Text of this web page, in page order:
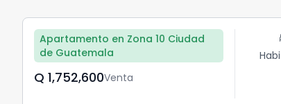
Apartamento en Zona 10 Ciudad
de Guatemala
Q	1,752,600Venta